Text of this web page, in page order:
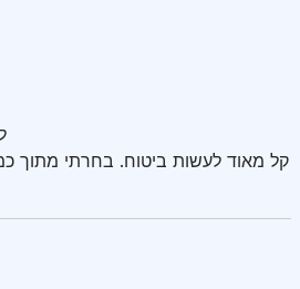
קל מאוד לעשות ביטוח. בחרתי מתוך